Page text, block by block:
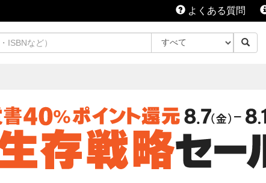
よくある質問